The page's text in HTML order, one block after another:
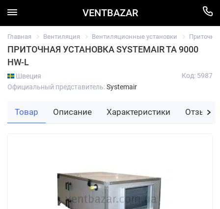
VENTBAZAR
Главная Вентиляция Вентиляционные установки
ПРИТОЧНАЯ УСТАНОВКА SYSTEMAIR TA 9000
HW-L
Швеция
Официальный представитель:Systemair
Код: 5987
Товар Описание Характеристики Отзывы